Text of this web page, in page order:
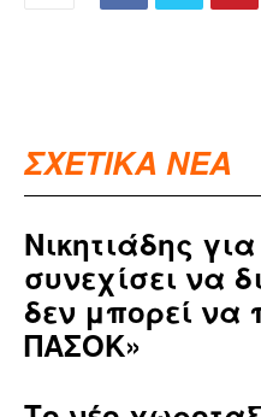
ΣΧΕΤΙΚΑ ΝΕΑ
Νικητιάδης
συνεχίσει να
δεν μπορεί να
ΠΑΣΟΚ»